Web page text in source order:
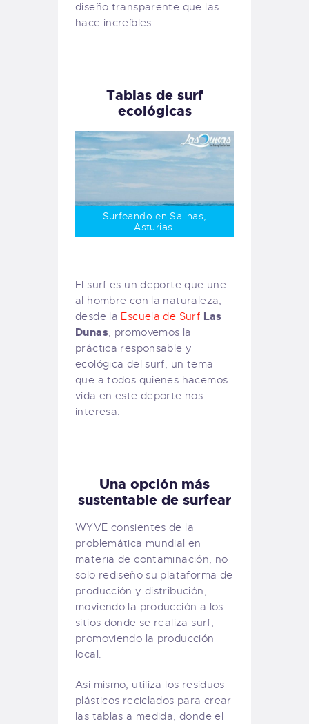
diseño transparente que las
hace increíbles.
Tablas de surf
ecológicas
Surfeando en Salinas,
Asturias.
El surf es un deporte que une
al hombre con la naturaleza,
desde la Escuela de Surf Las
Dunas, promovemos la
práctica responsable y
ecológica del surf, un tema
que a todos quienes hacemos
vida en este deporte nos
interesa.
Una opción más
sustentable de surfear
WYVE consientes de la
problemática mundial en
materia de contaminación, no
solo rediseño su plataforma de
producción y distribución,
moviendo la producción a los
sitios donde se realiza surf,
promoviendo la producción
local.
Asi mismo, utiliza los residuos
plásticos reciclados para crear
las tablas a medida, donde el